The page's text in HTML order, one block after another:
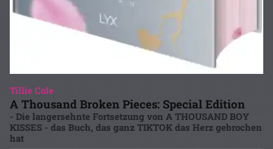
Tillie Cole
A Thousand Broken Pieces: Special Edition
- Die langersehnte Fortsetzung von A THOUSAND BOY
KISSES - das Buch, das ganz TIKTOK das Herz gebrochen
hat